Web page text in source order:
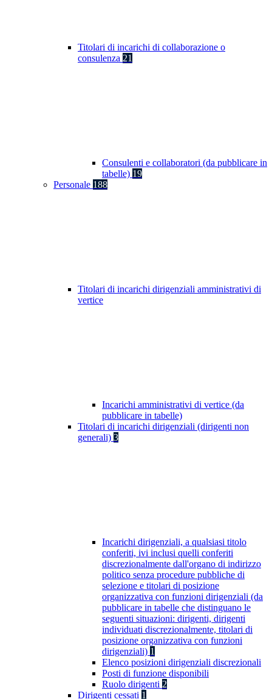
Titolari di incarichi di collaborazione o
consulenza 21
Consulenti e collaboratori (da pubblicare in
tabelle) 19
Personale 188
Titolari di incarichi dirigenziali amministrativi di
vertice
Incarichi amministrativi di vertice (da
pubblicare in tabelle)
Titolari di incarichi dirigenziali (dirigenti non
generali) 3
Incarichi dirigenziali, a qualsiasi titolo
conferiti, ivi inclusi quelli conferiti
discrezionalmente dall'organo di indirizzo
politico senza procedure pubbliche di
selezione e titolari di posizione
organizzativa con funzioni dirigenziali (da
pubblicare in tabelle che distinguano le
seguenti situazioni: dirigenti, dirigenti
individuati discrezionalmente, titolari di
posizione organizzativa con funzioni
dirigenziali) 1
Elenco posizioni dirigenziali discrezionali
Posti di funzione disponibili
Ruolo dirigenti 2
Dirigenti cessati 1